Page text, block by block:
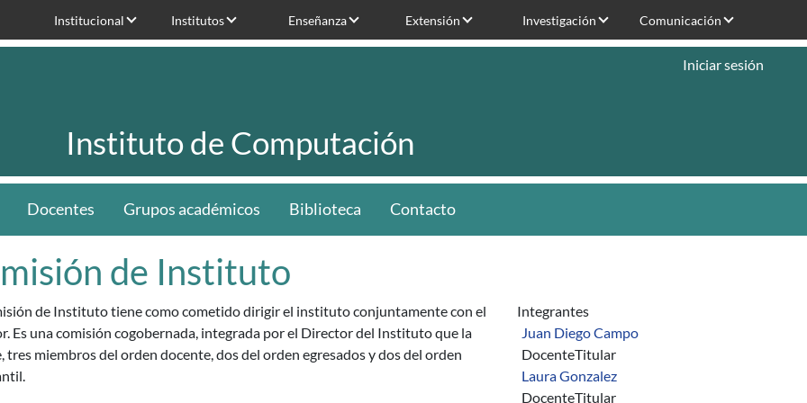
Institucional Institutos Enseñanza Extensión Investigación Comunicación
Instituto de Computación
Iniciar sesión
Docentes Grupos académicos Biblioteca Contacto
de Instituto
de Instituto tiene como cometido dirigir el instituto conjuntamente con el
Es una comisión cogobernada, integrada por el Director del Instituto que la
tres miembros del orden docente, dos del orden egresados y dos del orden
Integrantes
Juan Diego Campo
DocenteTitular
Laura Gonzalez
DocenteTitular